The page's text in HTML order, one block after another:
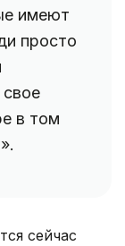
имеют
просто
в том
сейчас